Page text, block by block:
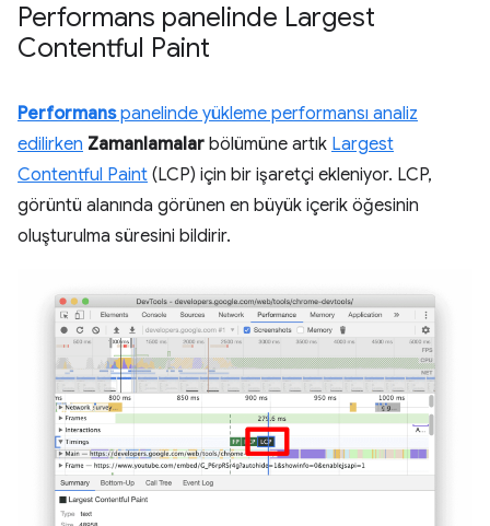
Performans panelinde Largest
Contentful Paint
Performanspanelinde yükleme performansı analiz
edilirken Zamanlamalar bölümüne artık Largest
Contentful Paint (LCP) için bir işaretçi ekleniyor. LCP,
görüntü alanında görünen en büyük içerik öğesinin
oluşturulma süresini bildirir.